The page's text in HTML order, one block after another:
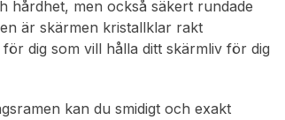
hårdhet, men också säkert rundade
är skärmen kristallklar rakt
dig som vill hålla ditt skärmliv för dig
kan du smidigt och exakt